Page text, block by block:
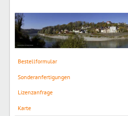
Bestellformular
Sonderanfertigungen
Lizenzanfrage
Karte